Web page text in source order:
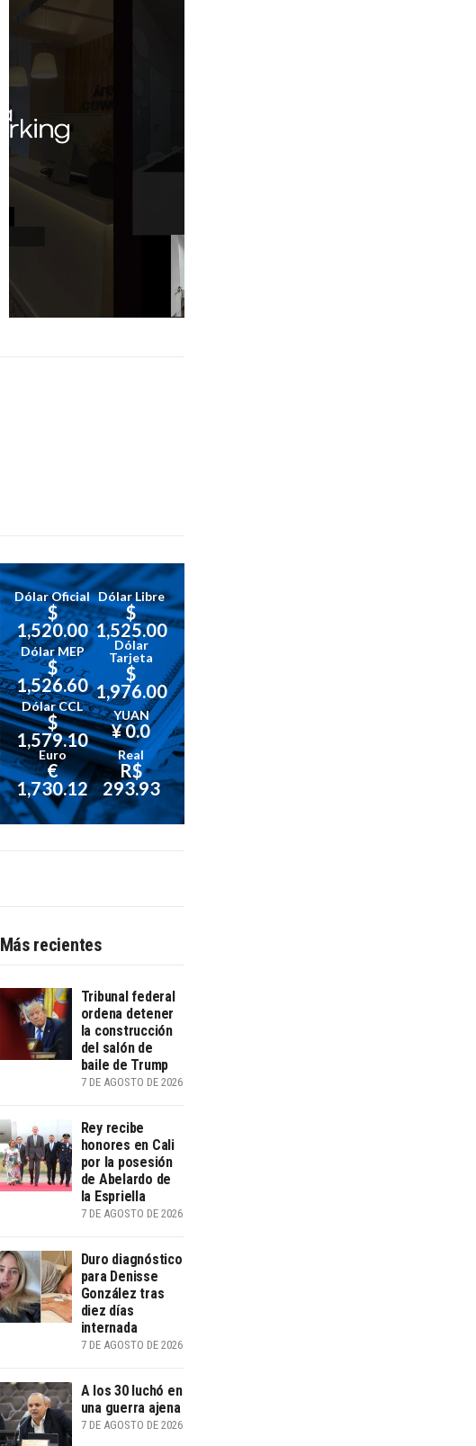
Dólar Oficial
$
1,520.00
Dólar Libre
$
1,525.00
Dólar MEP
$
1,526.60
Dólar
Tarjeta
$
1,976.00
Dólar CCL
$
1,579.10
YUAN
¥ 0.0
Euro
€
1,730.12
Real
R$
293.93
Más recientes
Tribunal federal
ordena detener
la construcción
del salón de
baile de Trump
7 DE AGOSTO DE 2026
Rey recibe
honores en Cali
por la posesión
de Abelardo de
la Espriella
7 DE AGOSTO DE 2026
Duro diagnóstico
para Denisse
González tras
diez días
internada
7 DE AGOSTO DE 2026
A los 30 luchó en
una guerra ajena
7 DE AGOSTO DE 2026